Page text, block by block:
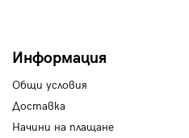
Информация
Общи условия
Доставка
Начини на плащане